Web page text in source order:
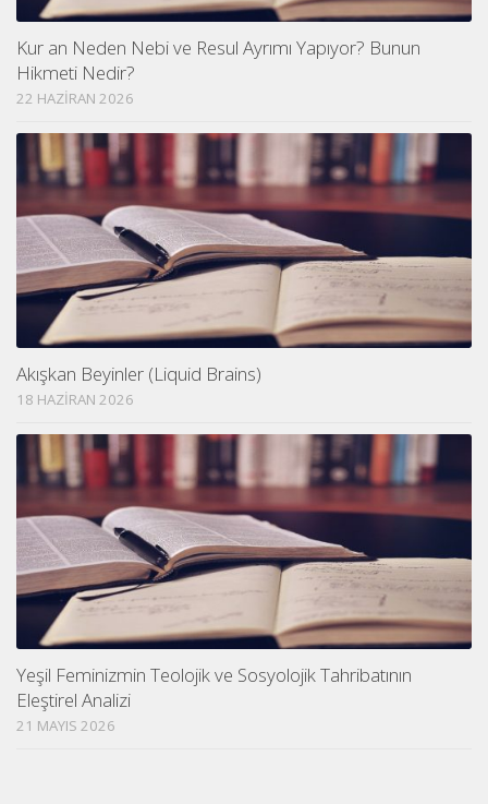
Kur an Neden Nebi ve Resul Ayrımı Yapıyor? Bunun
Hikmeti Nedir?
22 HAZIRAN 2026
Akışkan Beyinler (Liquid Brains)
18 HAZIRAN 2026
Yeşil Feminizmin Teolojik ve Sosyolojik Tahribatının
Eleştirel Analizi
21 MAYIS 2026